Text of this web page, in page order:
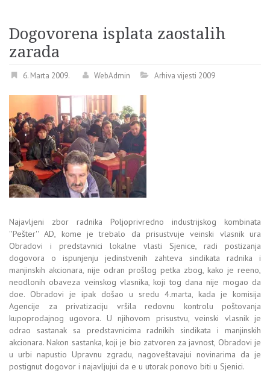
Dogovorena isplata zaostalih
zarada
6. Marta 2009. WebAdmin Arhiva vijesti 2009
Najavljeni zbor radnika Poljoprivredno industrijskog kombinata
''Pešter'' AD, kome je trebalo da prisustvuje veinski vlasnik ura
Obradovi i predstavnici lokalne vlasti Sjenice, radi postizanja
dogovora o ispunjenju jedinstvenih zahteva sindikata radnika i
manjinskih akcionara, nije odran prošlog petka zbog, kako je reeno,
neodlonih obaveza veinskog vlasnika, koji tog dana nije mogao da
doe. Obradovi je ipak došao u sredu 4.marta, kada je komisija
Agencije za privatizaciju vršila redovnu kontrolu poštovanja
kupoprodajnog ugovora. U njihovom prisustvu, veinski vlasnik je
odrao sastanak sa predstavnicima radnikih sindikata i manjinskih
akcionara. Nakon sastanka, koji je bio zatvoren za javnost, Obradovi je
u urbi napustio Upravnu zgradu, nagoveštavajui novinarima da je
postignut dogovor i najavljujui da e u utorak ponovo biti u Sjenici.